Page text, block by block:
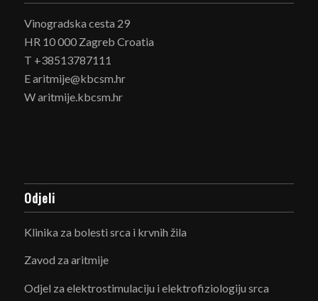
Vinogradska cesta 29
HR 10 000 Zagreb Croatia
T +38513787111
E aritmije@kbcsm.hr
W aritmije.kbcsm.hr
Odjeli
Klinika za bolesti srca i krvnih žila
Zavod za aritmije
Odjel za elektrostimulaciju i elektrofiziologiju srca